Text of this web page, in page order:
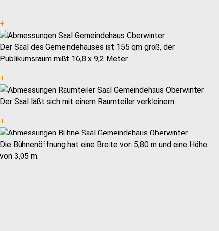
+
Der Saal des Gemeindehauses ist 155 qm groß, der
Publikumsraum mißt 16,8 x 9,2 Meter.
+
Der Saal läßt sich mit einem Raumteiler verkleinern.
+
Die Bühnenöffnung hat eine Breite von 5,80 m und eine Höhe
von 3,05 m.